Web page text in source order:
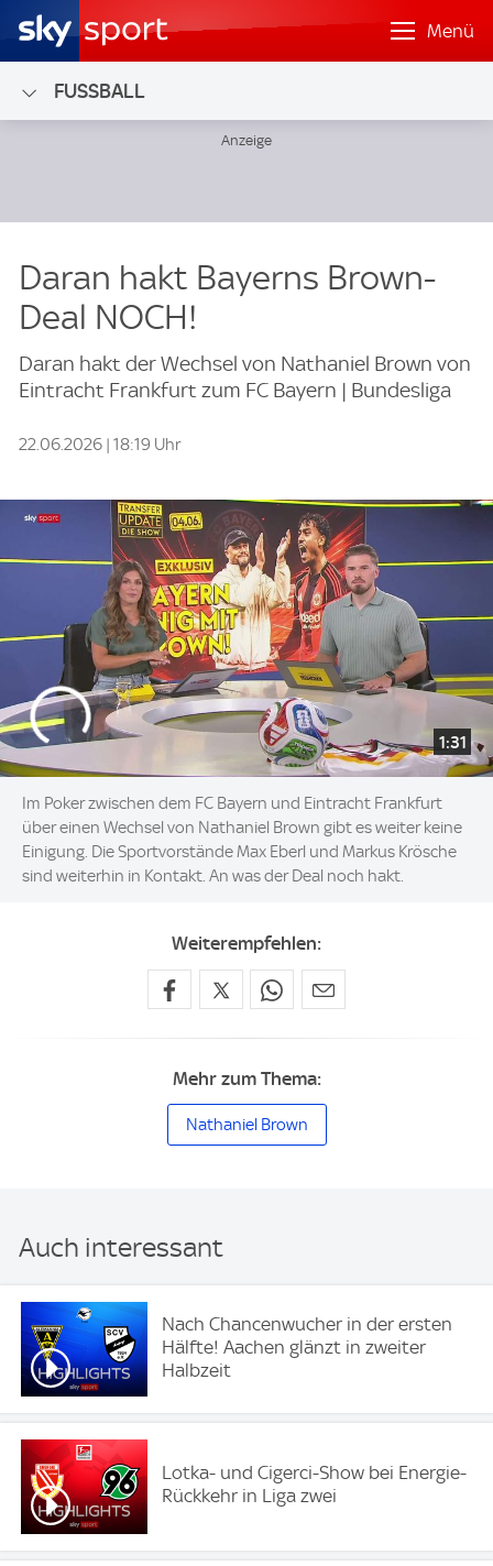
Menü
FUSSBALL
Daran hakt Bayerns Brown-
Deal NOCH!
Daran hakt der Wechsel von Nathaniel Brown von
Eintracht Frankfurt zum FC Bayern | Bundesliga
22.06.2026 | 18:19 Uhr
1:31
Im Poker zwischen dem FC Bayern und Eintracht Frankfurt
über einen Wechsel von Nathaniel Brown gibt es weiter keine
Einigung. Die Sportvorstände Max Eberl und Markus Krösche
sind weiterhin in Kontakt. An was der Deal noch hakt.
Weiterempfehlen:
Mehr zum Thema:
Nathaniel Brown
Auch interessant
Nach Chancenwucher in der ersten
Hälfte! Aachen glänzt in zweiter
Halbzeit
Lotka- und Cigerci-Show bei Energie-
Rückkehr in Liga zwei